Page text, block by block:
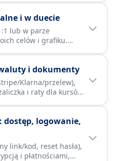
i w duecie
lub w parze
celów i grafiku.
i dokumenty
Klarna/przelew),
i raty dla kursów
logowanie,
link/kod, reset hasła),
i płatnościami,